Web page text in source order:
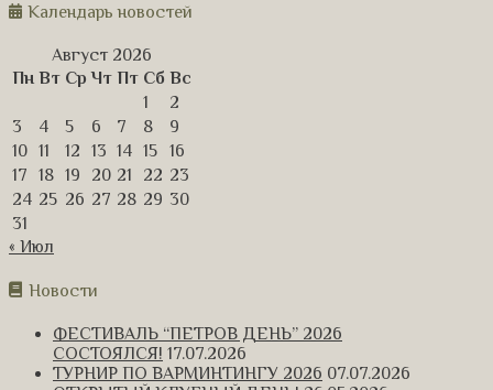
Календарь новостей
Август 2026
Пн Вт Ср Чт Пт Сб Вс
1
2
3
4 5 6 7 8
9
10 11 12 13 14 15
16
17
18 19 20 21 22 23
24 25 26 27 28 29 30
31
« Июл
Новости
ФЕСТИВАЛЬ “ПЕТРОВ ДЕНЬ” 2026
СОСТОЯЛСЯ! 17.07.2026
ТУРНИР ПО ВАРМИНТИНГУ 2026 07.07.2026